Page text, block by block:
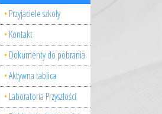
Przyjaciele szkoły
Kontakt
Dokumenty do pobrania
Aktywna tablica
Laboratoria Przyszłości